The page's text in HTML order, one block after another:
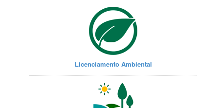
Licenciamento Ambiental